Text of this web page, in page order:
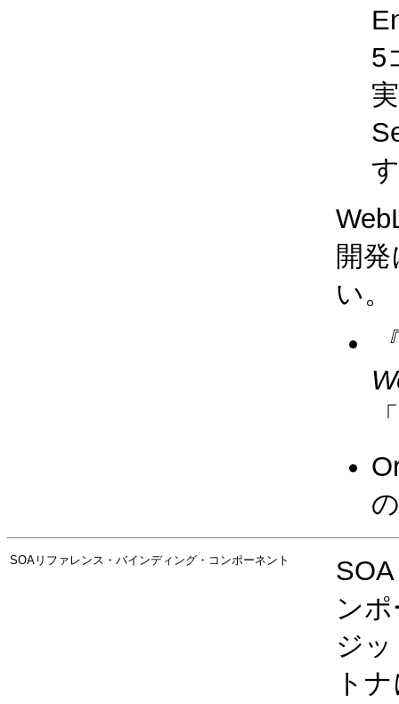
5
開
い。
SOAリファレンス・バインディング・コンポーネント
ン
ジ
ト